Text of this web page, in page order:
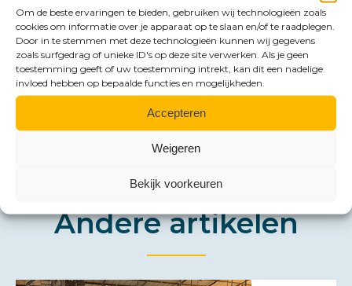
Om de beste ervaringen te bieden, gebruiken wij technologieën zoals
cookies om informatie over je apparaat op te slaan en/of te raadplegen.
Door in te stemmen met deze technologieën kunnen wij gegevens
zoals surfgedrag of unieke ID's op deze site verwerken. Als je geen
toestemming geeft of uw toestemming intrekt, kan dit een nadelige
invloed hebben op bepaalde functies en mogelijkheden.
Accepteren
Weigeren
Bekijk voorkeuren
Groningen:
groningen@hlb-nannen.nl
Andere artikelen